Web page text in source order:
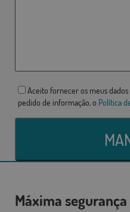
Aceito fornecer os meus
pedido de informação, o Política
Máxima